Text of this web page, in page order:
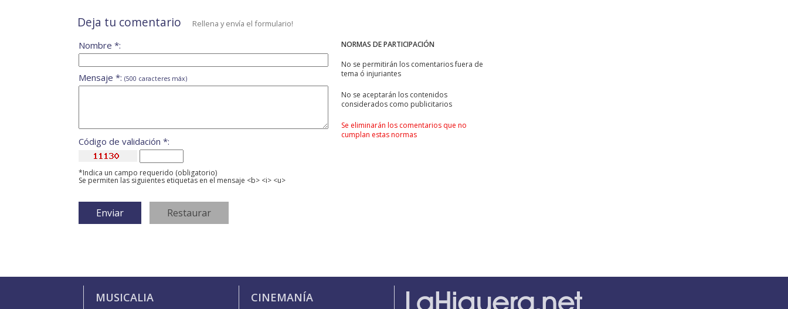
Deja tu comentario Rellena y envía el formulario!
NORMAS DE PARTICIPACIÓN
No se permitirán los comentarios fuera de
tema ó injuriantes
No se aceptarán los contenidos
considerados como publicitarios
Se eliminarán los comentarios que no
cumplan estas normas
Nombre *:
Mensaje *: (500 caracteres máx)
Código de validación *:
*Indica un campo requerido (obligatorio)
Se permiten las siguientes etiquetas en el mensaje <b> <i> <u>
MUSICALIA CINEMANÍA